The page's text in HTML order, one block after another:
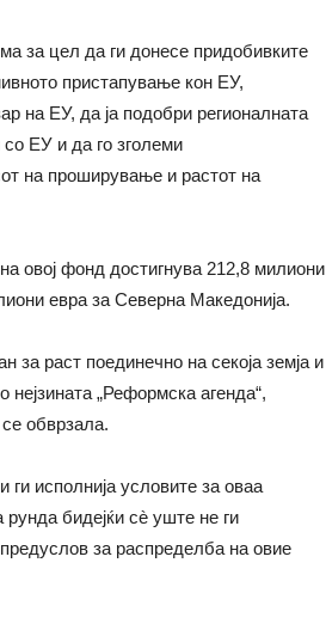
за цел да ги донесе придобивките
пристапување кон ЕУ,
на ЕУ, да ја подобри регионалната
ЕУ и да го зголеми
на проширување и растот на
овој фонд достигнува 212,8 милиони
евра за Северна Македонија.
за раст поединечно на секоја земја и
„Реформска агенда“,
обврзала.
исполнија условите за оваа
бидејќи сè уште не ги
за распределба на овие